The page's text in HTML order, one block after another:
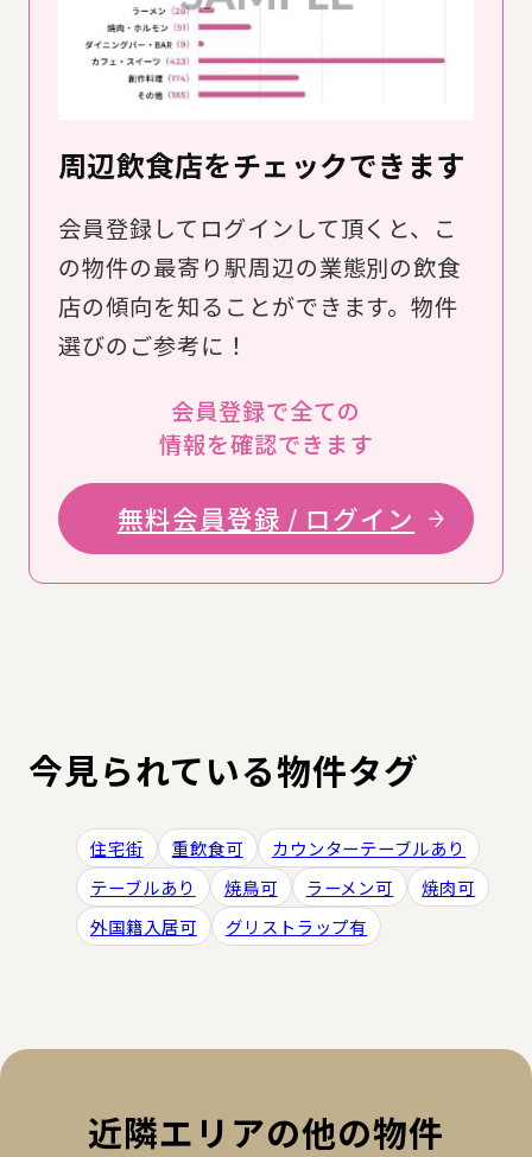
周辺飲食店をチェックできます
会員登録してログインして頂くと、こ
の物件の最寄り駅周辺の業態別の飲食
店の傾向を知ることができます。物件
選びのご参考に！
会員登録で全ての
情報を確認できます
無料会員登録 / ログイン
今見られている物件タグ
住宅街 重飲食可
カウンターテーブルあり
テーブルあり
焼鳥可 ラーメン可
焼肉可
外国籍入居可
グリストラップ有
近隣エリアの他の物件